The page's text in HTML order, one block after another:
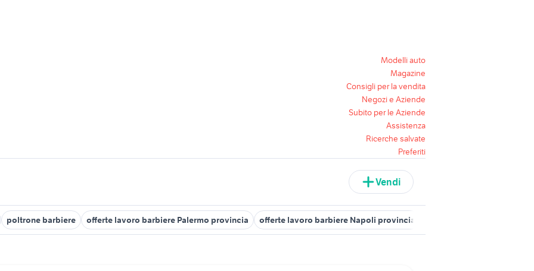
Modelli auto
Magazine
Consigli per la vendita
Negozi e Aziende
Subito per le Aziende
Assistenza
Ricerche salvate
Preferiti
Vendi
poltrone barbiere offerte lavoro barbiere Palermo provincia offerte lavoro barbiere Napoli provincia